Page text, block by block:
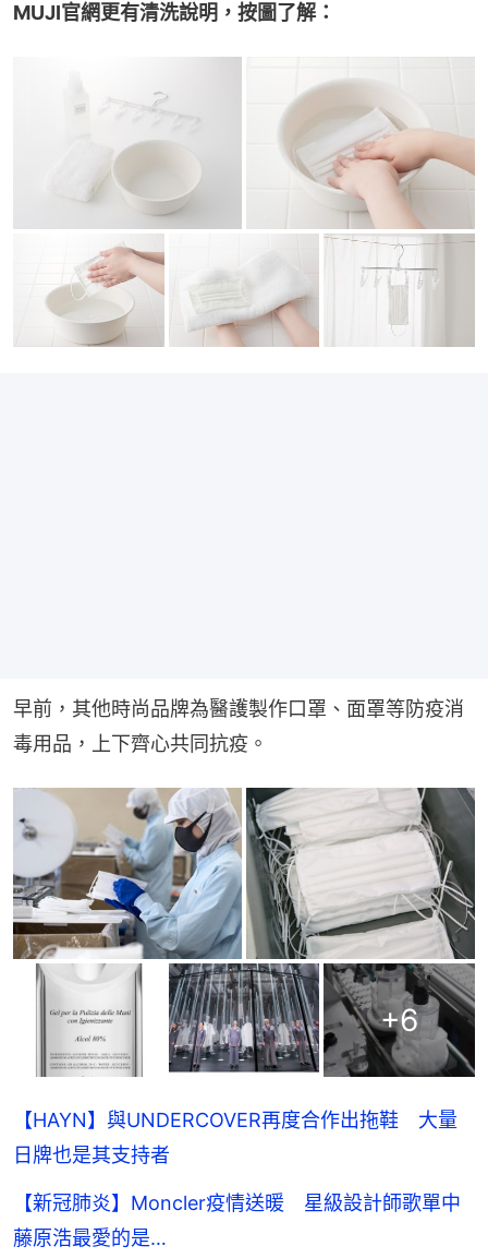
MUJI官網更有清洗說明，按圖了解：
早前，其他時尚品牌為醫護製作口罩、面罩等防疫消
毒用品，上下齊心共同抗疫。
+6
【HAYN】與UNDERCOVER再度合作出拖鞋 大量
日牌也是其支持者
【新冠肺炎】Moncler疫情送暖 星級設計師歌單中
藤原浩最愛的是…